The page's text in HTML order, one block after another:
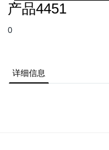
产品4451
0
详细信息